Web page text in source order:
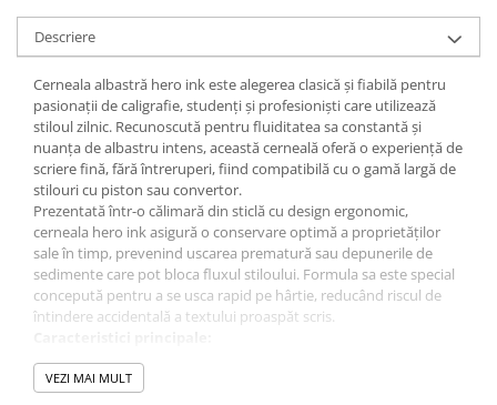
Descriere
Cerneala albastră hero ink este alegerea clasică și fiabilă pentru
pasionații de caligrafie, studenți și profesioniști care utilizează
stiloul zilnic. Recunoscută pentru fluiditatea sa constantă și
nuanța de albastru intens, această cerneală oferă o experiență de
scriere fină, fără întreruperi, fiind compatibilă cu o gamă largă de
stilouri cu piston sau convertor.
Prezentată într-o călimară din sticlă cu design ergonomic,
cerneala hero ink asigură o conservare optimă a proprietăților
sale în timp, prevenind uscarea prematură sau depunerile de
sedimente care pot bloca fluxul stiloului. Formula sa este special
concepută pentru a se usca rapid pe hârtie, reducând riscul de
întindere accidentală a textului proaspăt scris.
Culoare: albastru regal/standard, ideal pentru documente
oficiale, teme școlare sau corespondență.
VEZI MAI MULT